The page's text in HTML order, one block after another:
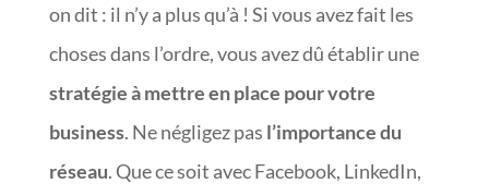
on dit : il n’y a plus qu’à ! Si vous avez fait les
choses dans l’ordre, vous avez dû établir une
stratégie à mettre en place pour votre
business. Ne négligez pas l’importance du
réseau. Que ce soit avec Facebook, LinkedIn,